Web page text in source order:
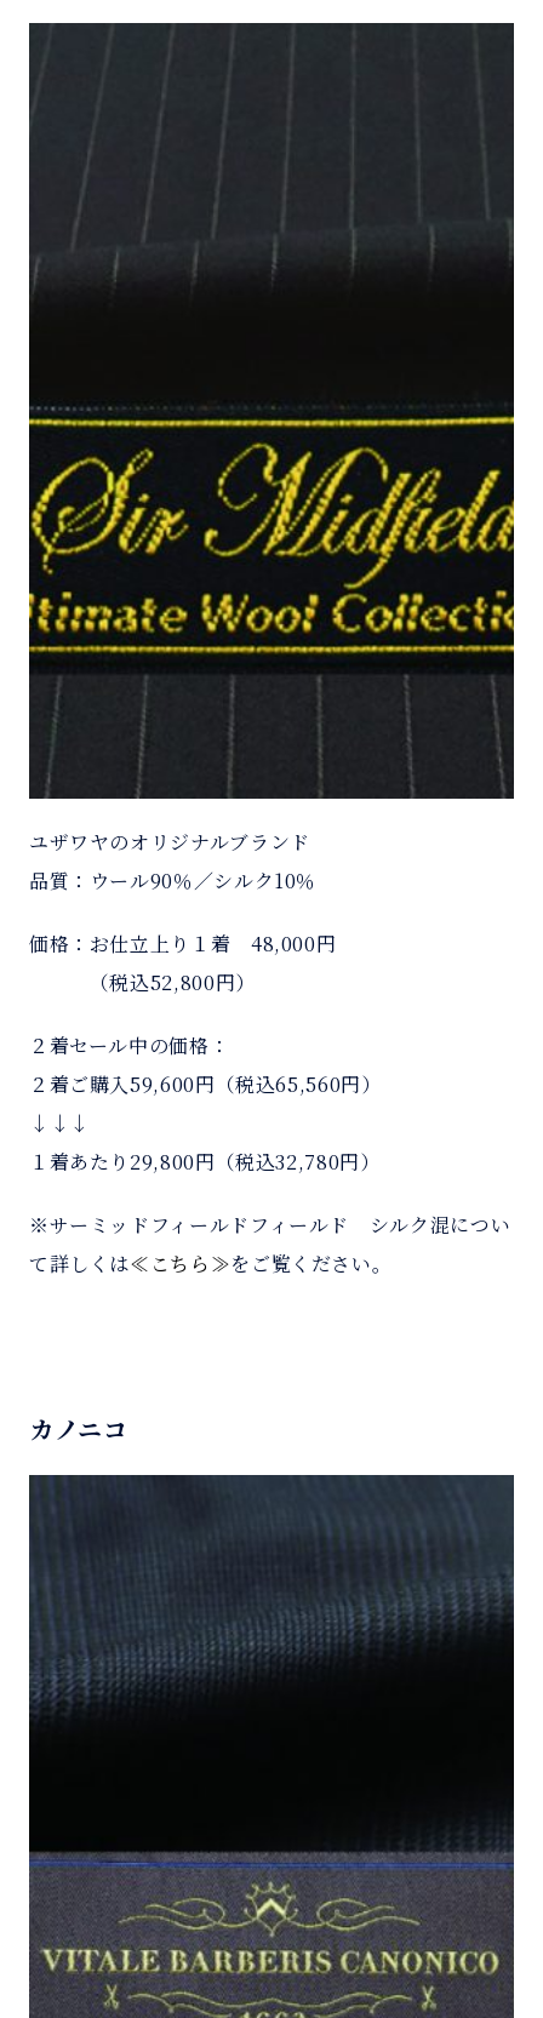
ユザワヤのオリジナルブランド
品質：ウール90％／シルク10％
価格：お仕立上り１着 48,000円
（税込52,800円）
２着セール中の価格：
２着ご購入59,600円（税込65,560円）
↓↓↓
１着あたり29,800円（税込32,780円）
※サーミッドフィールドフィールド シルク混につい
て詳しくは≪こちら≫をご覧ください。
カノニコ